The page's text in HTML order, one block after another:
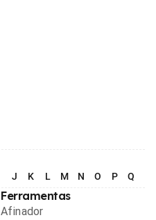
J K L M N O P Q
Ferramentas
Afinador